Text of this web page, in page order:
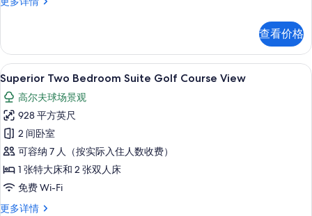
有
照
片
King
Size
Bed
更
多
信
息
查看价格
显
示
Superior
Two
Bedroom
Suite
Golf
Course
View
高档床上用品、羽绒被、记忆海绵床
8
Superior Two Bedroom Suite Golf Course View
高尔夫球场景观
928 平方英尺
2 间卧室
可容纳 7 人（按实际入住人数收费）
1 张特大床和 2 张双人床
免费 Wi-Fi
更多详情
Superior